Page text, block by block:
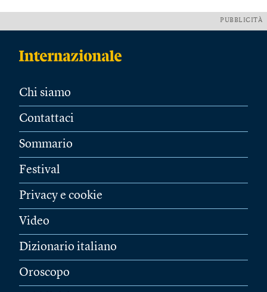
PUBBLICITÀ
Chi siamo
Contattaci
Sommario
Festival
Privacy e cookie
Video
Dizionario italiano
Oroscopo